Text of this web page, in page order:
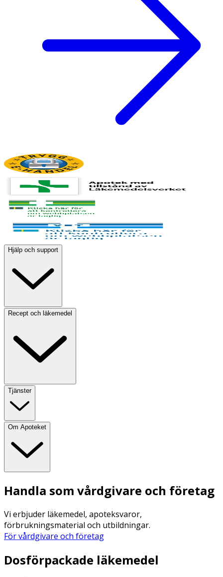
Hjälp och support
Recept och läkemedel
Tjänster
Om Apoteket
Handla som vårdgivare och företag
Vi erbjuder läkemedel, apoteksvaror,
förbrukningsmaterial och utbildningar.
För vårdgivare och företag
Dosförpackade läkemedel